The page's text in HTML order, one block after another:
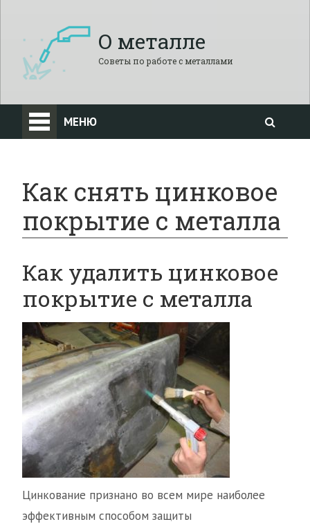
О металле
Советы по работе с металлами
МЕНЮ
Как снять цинковое
покрытие с металла
Как удалить цинковое
покрытие с металла
Цинкование признано во всем мире наиболее
эффективным способом защиты